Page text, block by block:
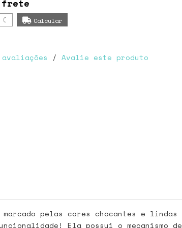
frete
/ Avalie este produto
pelas cores chocantes e lindas
Ela possui o mecanismo de